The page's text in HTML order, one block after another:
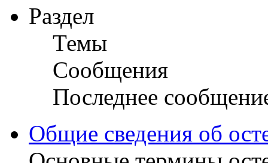
Раздел
Темы
Сообщения
Последнее
Общие сведения об